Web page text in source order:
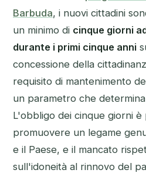
Barbuda, i nuovi cittadini
un minimo di cinque giorni
durante i primi cinque anni
concessione della
requisito di mantenimento
un parametro che
L'obbligo dei cinque giorni
promuovere un legame
e il Paese, e il mancato
sull'idoneità al rinnovo del